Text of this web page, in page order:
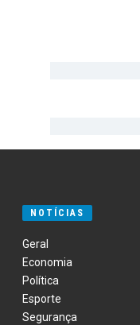
NOTÍCIAS
Geral
Economia
Política
Esporte
Segurança